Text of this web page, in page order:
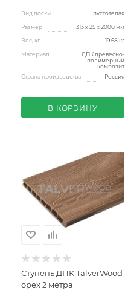
Вид доски пустотелая
Размер 313 х 25 х 2000 мм
Вес, кг 19.68 кг
Материал
ДПК древесно-
полимерный
композит
Страна производства
Россия
В КОРЗИНУ
Ступень ДПК TalverWood
орех 2 метра